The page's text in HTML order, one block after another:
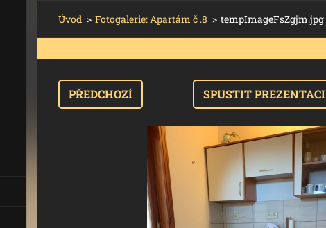
Úvod > Fotogalerie: Apartám č .8 > tempImageFsZgjm.jpg
PŘEDCHOZÍ SPUSTIT PREZENTACI